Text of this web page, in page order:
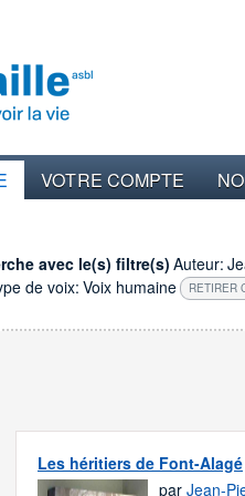
VOTRE COMPTE
avec le(s) filtre(s) Auteur:
de voix: Voix humaine RETIRER
Les héritiers de Font-Alagé
parJean-